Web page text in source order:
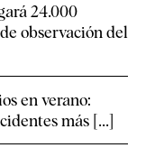
24.000
observación del
en verano:
más [...]